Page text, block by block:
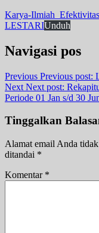
Karya-
LESTARIUnduh
Navigasi pos
Previous Previous post:
Next Next post:
Periode 01 Jan s/d 30
Tinggalkan
Alamat email Anda
ditandai *
Komentar *